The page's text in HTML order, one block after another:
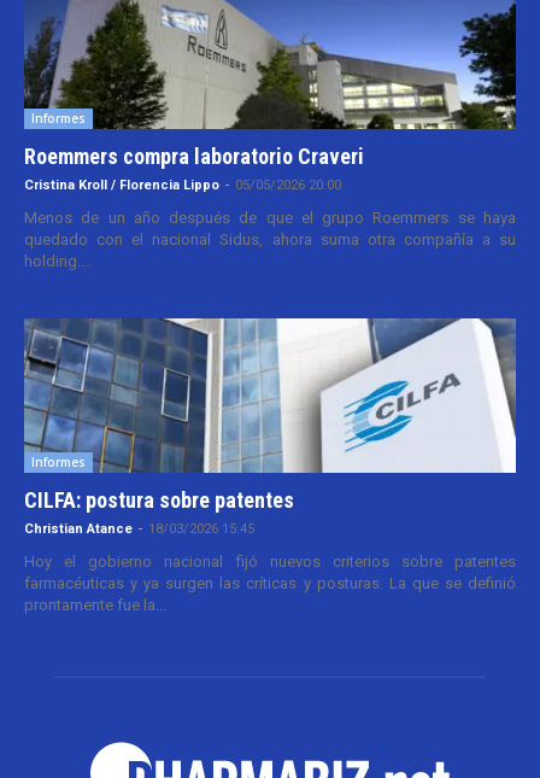
Informes
Roemmers compra laboratorio Craveri
Cristina Kroll / Florencia Lippo - 05/05/2026 20:00
Menos de un año después de que el grupo Roemmers se haya
quedado con el nacional Sidus, ahora suma otra compañía a su
holding....
Informes
CILFA: postura sobre patentes
Christian Atance - 18/03/2026 15:45
Hoy el gobierno nacional fijó nuevos criterios sobre patentes
farmacéuticas y ya surgen las críticas y posturas. La que se definió
prontamente fue la...